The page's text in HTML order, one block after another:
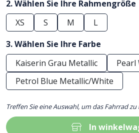
2. Wählen Sie Ihre Rahmengröße
XS
S M
L
3. Wählen Sie Ihre Farbe
Kaiserin Grau Metallic
Pearl
Petrol Blue Metallic/White
Treffen Sie eine Auswahl, um das Fahrrad zu
In